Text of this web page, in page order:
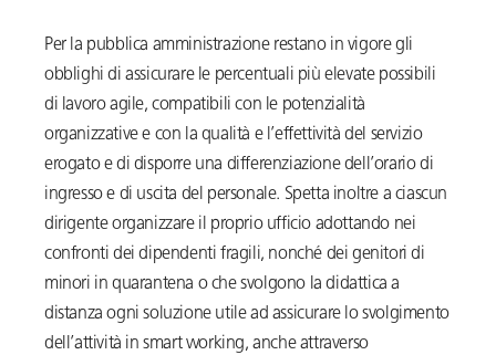
Per la pubblica amministrazione restano in vigore gli
obblighi di assicurare le percentuali più elevate possibili
di lavoro agile, compatibili con le potenzialità
organizzative e con la qualità e l’effettività del servizio
erogato e di disporre una differenziazione dell’orario di
ingresso e di uscita del personale. Spetta inoltre a ciascun
dirigente organizzare il proprio ufficio adottando nei
confronti dei dipendenti fragili, nonché dei genitori di
minori in quarantena o che svolgono la didattica a
distanza ogni soluzione utile ad assicurare lo svolgimento
dell’attività in smart working, anche attraverso